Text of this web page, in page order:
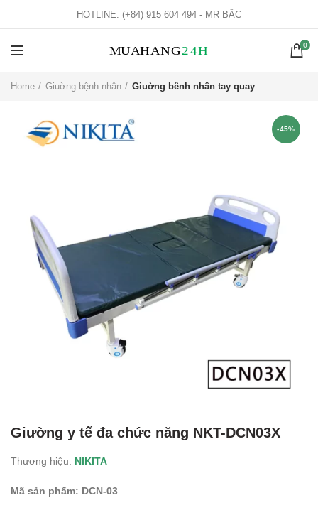
HOTLINE: (+84) 915 604 494 - MR BẮC
0
Home Giuờng bệnh nhân Giuờng bênh nhân tay quay
-45%
Giường y tế đa chức năng NKT-DCN03X
Thương hiệu: NIKITA
Mã sản phẩm: DCN-03